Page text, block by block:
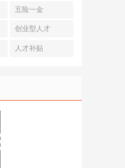
五险一金
创业型人才
人才补贴